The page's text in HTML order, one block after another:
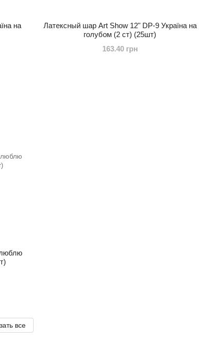
на
Латексный шар Art Show 12" DP-9 Україна на
голубом (2 ст) (25шт)
163.40 грн
все